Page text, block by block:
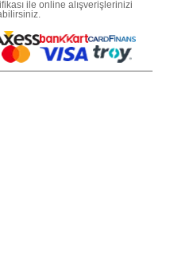
ile online alışverişlerinizi